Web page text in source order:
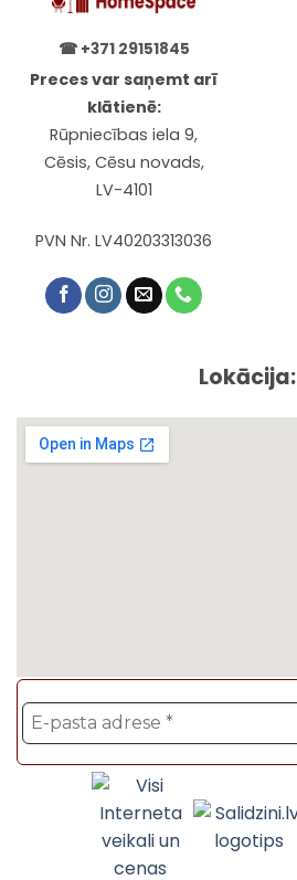
☎ +371 29151845
Preces var saņemt arī
klātienē:
Rūpniecības iela 9,
Cēsis, Cēsu novads,
LV-4101
PVN Nr. LV40203313036
Lokācija: